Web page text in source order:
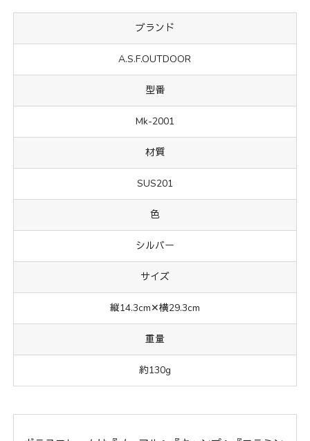
ブランド
A.S.F.OUTDOOR
型番
Mk-2001
材質
SUS201
色
シルバー
サイズ
縦14.3cm✕横29.3cm
重量
約130g